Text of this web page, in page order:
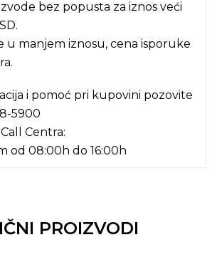
bez popusta za iznos veći
u manjem iznosu, cena isporuke
i pomoć pri kupovini pozovite
5900
Centra:
od 08:00h do 16:00h
PROIZVODI